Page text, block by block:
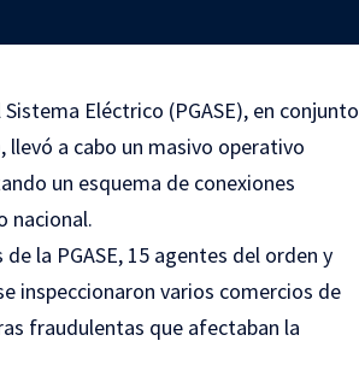
Eléctrico (PGASE), en conjunto
llevó a cabo un masivo operativo
un esquema de conexiones
nacional.
la PGASE, 15 agentes del orden y
inspeccionaron varios comercios de
fraudulentas que afectaban la